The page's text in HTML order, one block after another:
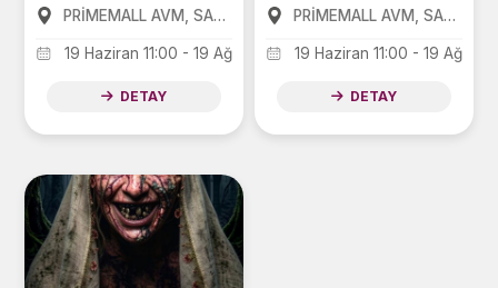
PRİMEMALL AVM, SANKO PARK AVM, FORUM AVM
19 Haziran 11:00 - 19 Ağustos 20:00
DETAY
PRİMEMALL AVM, SANKO PARK AVM, FORUM AVM
19 Haziran 11:00 - 19
DETAY